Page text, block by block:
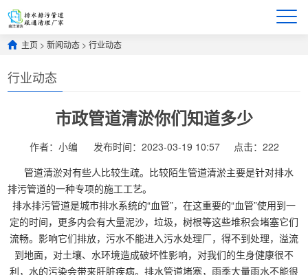
主页 >新闻动态 >行业动态
行业动态
市政管道清淤你们知道多少
作者：小编 发布时间：2023-03-19 10:57 点击： 222
管道清淤对有些人比较生疏。比较陌生管道清淤主要是针对排水
排污管道的一种专项的施工工艺。
排水排污管道是城市排水系统的“血管”，在这重要的“血管”使用到一
定的时间，更多内会有大量泥沙，垃圾，树根等这些堆积会堵塞它们
流畅。影响它们排放，污水不能进入污水处理厂，得不到处理，溢流
到地面，对土壤、水环境造成破坏性影响，对我们的生身健康很不
利，水的污染会带来肝脏疾病。排水管道堵塞，雨季大量雨水不能很